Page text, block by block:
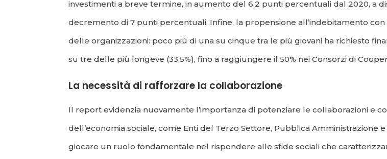
investimenti a breve termine, in aumento del 6,2 punti percentuali dal 2020, a
decremento di 7 punti percentuali. Infine, la propensione all’indebitamento
delle organizzazioni: poco più di una su cinque tra le più giovani ha richiesto
su tre delle più longeve (33,5%), fino a raggiungere il 50% nei Consorzi di
La necessità di rafforzare la collaborazione
Il report evidenzia nuovamente l’importanza di potenziare le collaborazioni e
dell’economia sociale, come Enti del Terzo Settore, Pubblica Amministrazione
giocare un ruolo fondamentale nel rispondere alle sfide sociali che